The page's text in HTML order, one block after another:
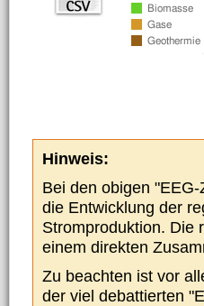
Hinweis:
Bei den obigen
die Entwicklung der
Stromproduktion. Die
einem direkten
Zu beachten ist vor
der viel debattierten